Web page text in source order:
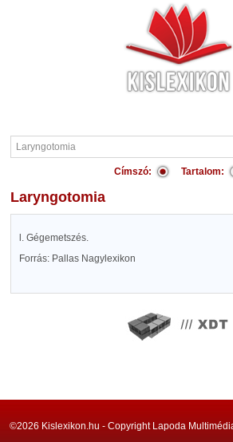
Címszó: Tartalom:
Laryngotomia
l. Gégemetszés.
Forrás: Pallas Nagylexikon
©2026 Kislexikon.hu - Copyright Lapoda